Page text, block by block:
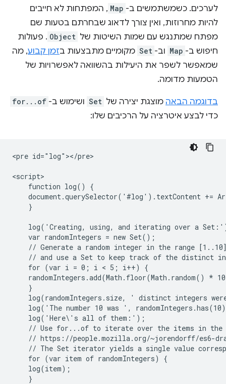
לערכים. כשמשתמשים ב- Map , המפתחות לא חייבים
להיות מחרוזות, ואין צורך לדאוג שבחרתם בטעות שם
מפתח שמתנגש עם שמות השיטות של Object . פעולות
חיפוש ב- Map וב- Set מקומיים מתבצעות בזמן קבוע, מה
שמאפשר לשפר את היעילות בהשוואה לאפשרויות של
הטמעות מדומה.
בדוגמה הבאה מוצגת יצירה של Set ושימוש ב- for...of
כדי לבצע איטרציה על הרכיבים שלו:
<pre id="log"></pre>
<script>
    function log() {
document.querySelector('#log').textContent +=
    }
log('Creating, using, and iterating over a
    var randomIntegers = new Set();
// Generate a random integer in the range
// and use a Set to keep track of the distinct
    for (var i = 0; i < 5; i++) {
randomIntegers.add(Math.floor(Math.random() *
    }
log(randomIntegers.size, ' distinct integers
log('The number 10 was ',
    log('Here\'s all of them:');
// Use for...of to iterate over the items in the
// https://people.mozilla.org/~jorendorff/es6-
// The Set iterator yields a single value
    for (var item of randomIntegers) {
    log(item);
    }